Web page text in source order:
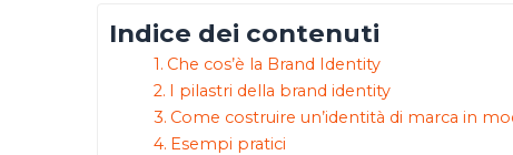
Indice dei contenuti
Che cos’è la Brand Identity
I pilastri della brand identity
Come costruire un’identità di marca in
Esempi pratici